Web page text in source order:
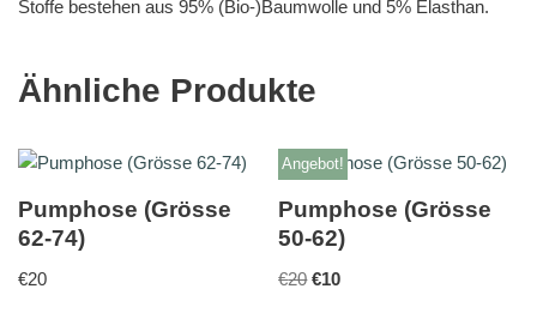
Stoffe bestehen aus 95% (Bio-)Baumwolle und 5% Elasthan.
Ähnliche Produkte
Pumphose (Grösse
62-74)
€20
Angebot!
Pumphose (Grösse
50-62)
€20 €10